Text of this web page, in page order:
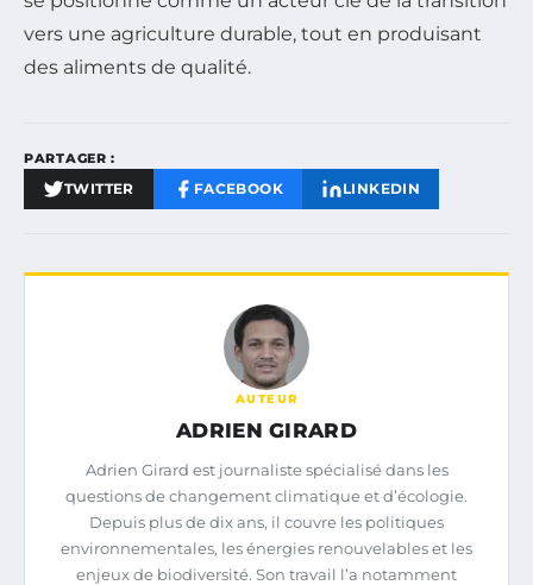
vers une agriculture durable, tout en produisant
des aliments de qualité.
PARTAGER :
TWITTER FACEBOOK LINKEDIN
AUTEUR
ADRIEN GIRARD
Adrien Girard est journaliste spécialisé dans les
questions de changement climatique et d’écologie.
Depuis plus de dix ans, il couvre les politiques
environnementales, les énergies renouvelables et les
enjeux de biodiversité. Son travail l’a notamment